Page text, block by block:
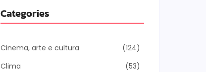
Categories
Cinema, arte e cultura
(124)
Clima
(53)